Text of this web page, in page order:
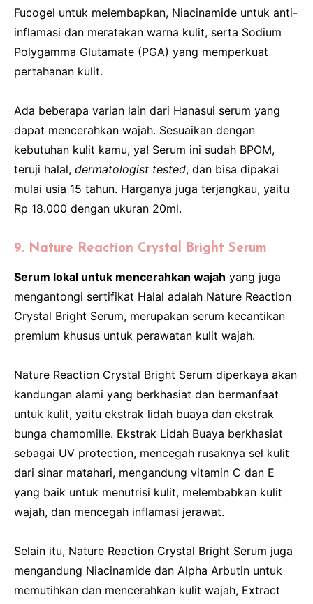
Fucogel untuk melembapkan, Niacinamide untuk anti-
inflamasi dan meratakan warna kulit, serta Sodium
Polygamma Glutamate (PGA) yang memperkuat
pertahanan kulit.
Ada beberapa varian lain dari Hanasui serum yang
dapat mencerahkan wajah. Sesuaikan dengan
kebutuhan kulit kamu, ya! Serum ini sudah BPOM,
teruji halal, dermatologist tested, dan bisa dipakai
mulai usia 15 tahun. Harganya juga terjangkau, yaitu
Rp 18.000 dengan ukuran 20ml.
9. Nature Reaction Crystal Bright Serum
Serum lokal untuk mencerahkan wajah yang juga
mengantongi sertifikat Halal adalah Nature Reaction
Crystal Bright Serum, merupakan serum kecantikan
premium khusus untuk perawatan kulit wajah.
Nature Reaction Crystal Bright Serum diperkaya akan
kandungan alami yang berkhasiat dan bermanfaat
untuk kulit, yaitu ekstrak lidah buaya dan ekstrak
bunga chamomille. Ekstrak Lidah Buaya berkhasiat
sebagai UV protection, mencegah rusaknya sel kulit
dari sinar matahari, mengandung vitamin C dan E
yang baik untuk menutrisi kulit, melembabkan kulit
wajah, dan mencegah inflamasi jerawat.
Selain itu, Nature Reaction Crystal Bright Serum juga
mengandung Niacinamide dan Alpha Arbutin untuk
memutihkan dan mencerahkan kulit wajah, Extract